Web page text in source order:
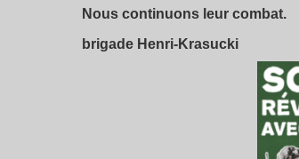
Nous continuons leur combat.
brigade Henri-Krasucki